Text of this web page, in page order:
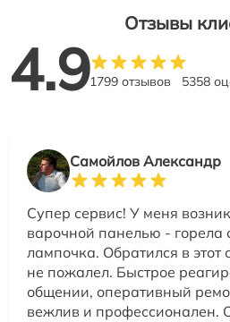
Отзывы
4.91799 отзывов 5358
Самойлов Александр
Супер сервис! У меня
варочной панелью - горела
лампочка. Обратился в этот
не пожалел. Быстрое
общении, оперативный
вежлив и профессионален.